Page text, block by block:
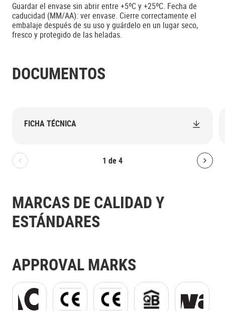
Guardar el envase sin abrir entre +5ºC y +25ºC. Fecha de
caducidad (MM/AA): ver envase. Cierre correctamente el
embalaje después de su uso y guárdelo en un lugar seco,
fresco y protegido de las heladas.
DOCUMENTOS
1 de4
Bolton.General.PreviousSlide
FICHA TÉCNICA
MARCAS DE CALIDAD Y
ESTÁNDARES
APPROVAL MARKS
ACS GIF.gifCE_logo_PNG_with_frame.png
CE_logo_PNG_with_frame.png
Logo QB.png
Kiwa